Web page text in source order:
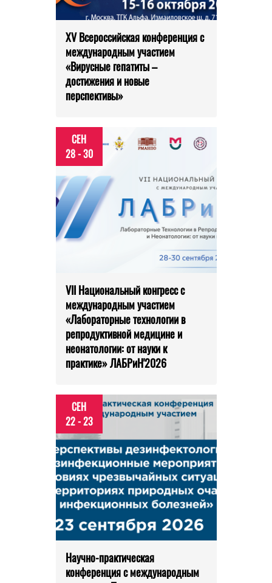
XV Всероссийская конференция с
международным участием
«Вирусные гепатиты –
достижения и новые
перспективы»
СЕН
28 - 30
VII Национальный конгресс с
международным участием
«Лабораторные технологии в
репродуктивной медицине и
неонатологии: от науки к
практике» ЛАБРиН'2026
СЕН
22 - 23
Научно-практическая
конференция с международным